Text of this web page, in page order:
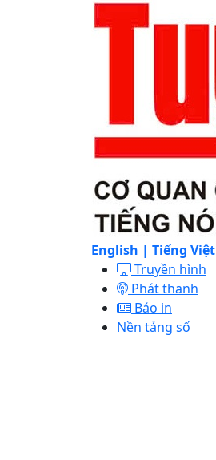
English | Tiếng Việt
Truyền hình
Phát thanh
Báo in
Nền tảng số